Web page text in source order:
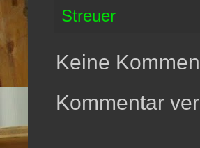
Streuer
Keine
Kommentar